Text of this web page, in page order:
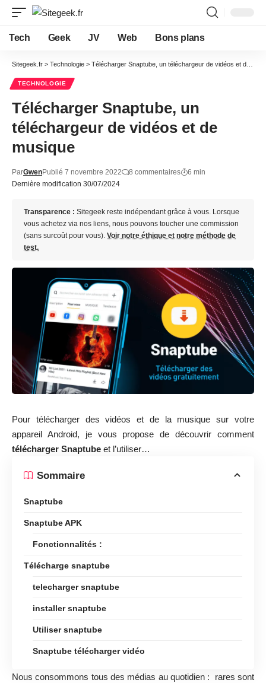
Tech Geek JV Web Bons plans
Sitegeek.fr > Technologie > Télécharger Snaptube, un téléchargeur de vidéos et de musique
TECHNOLOGIE
Télécharger Snaptube, un
téléchargeur de vidéos et de
musique
Dernière modification 30/07/2024
ParGwenPublié 7 novembre 2022 8 commentaires 6 min
Transparence : Sitegeek reste indépendant grâce à vous. Lorsque
vous achetez via nos liens, nous pouvons toucher une commission
(sans surcoût pour vous). Voir notre éthique et notre méthode de
test.
Pour télécharger des vidéos et de la musique sur votre
appareil Android, je vous propose de découvrir comment
télécharger Snaptube et l’utiliser…
Sommaire
Snaptube
Snaptube APK
Fonctionnalités :
Télécharge snaptube
telecharger snaptube
installer snaptube
Utiliser snaptube
Snaptube télécharger vidéo
Nous consommons tous des médias au quotidien : rares sont